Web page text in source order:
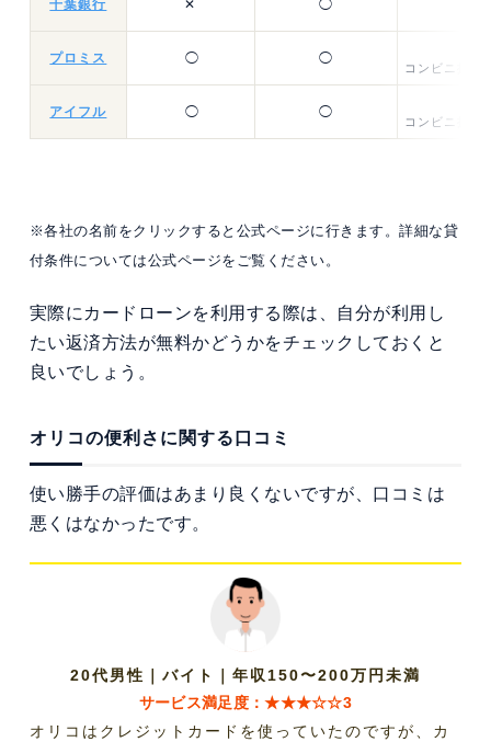
千葉銀行 ✕ ◯
プロミス ◯ ◯
コンビニ提携
アイフル ◯ ◯
コンビニ提携
※各社の名前をクリックすると公式ページに行きます。詳細な貸
付条件については公式ページをご覧ください。
実際にカードローンを利用する際は、自分が利用し
たい返済方法が無料かどうかをチェックしておくと
良いでしょう。
オリコの便利さに関する口コミ
使い勝手の評価はあまり良くないですが、口コミは
悪くはなかったです。
20代男性｜バイト｜年収150〜200万円未満
サービス満足度：★★★☆☆3
オリコはクレジットカードを使っていたのですが、カ